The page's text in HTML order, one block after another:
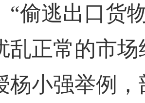
“偷逃出口货
乱正常的市
杨小强举例